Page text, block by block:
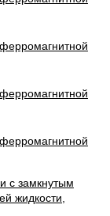
с замкнутым
жидкости,